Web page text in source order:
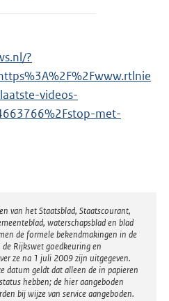
?
videos-
met-
van het Staatsblad, Staatscourant,
waterschapsblad en blad
de formele bekendmakingen in de
Rijkswet goedkeuring en
ze na 1 juli 2009 zijn uitgegeven.
datum geldt dat alleen de in papieren
hebben; de hier aangeboden
bij wijze van service aangeboden.